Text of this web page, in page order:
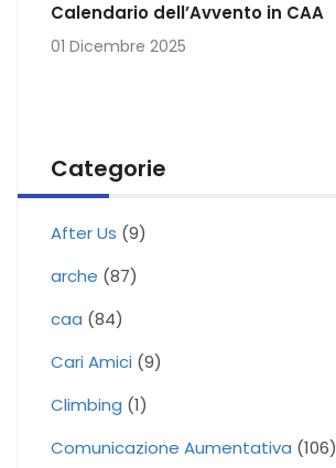
Calendario dell’Avvento in CAA
01 Dicembre 2025
Categorie
After Us (9)
arche (87)
caa (84)
Cari Amici (9)
Climbing (1)
Comunicazione Aumentativa (106)